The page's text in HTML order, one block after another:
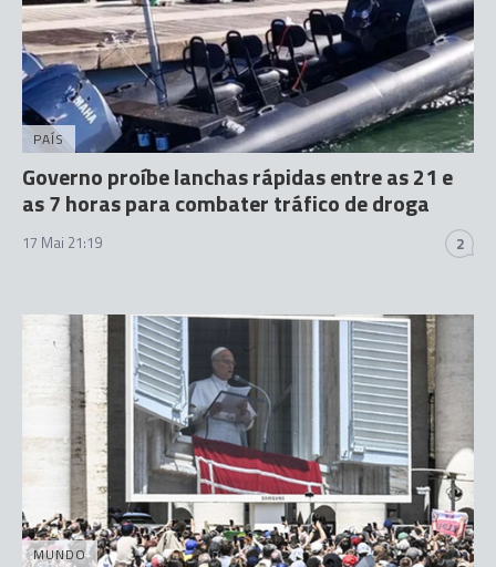
PAÍS
Governo proíbe lanchas rápidas entre as 21 e
as 7 horas para combater tráfico de droga
17 Mai 21:19 2
MUNDO